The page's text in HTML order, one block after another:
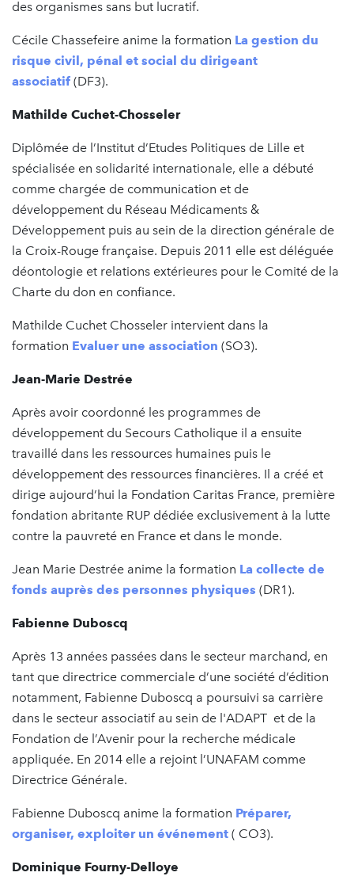
des organismes sans but lucratif.
Cécile Chassefeire anime la formation La gestion du
risque civil, pénal et social du dirigeant
associatif (DF3).
Mathilde Cuchet-Chosseler
Diplômée de l’Institut d’Etudes Politiques de Lille et
spécialisée en solidarité internationale, elle a débuté
comme chargée de communication et de
développement du Réseau Médicaments &
Développement puis au sein de la direction générale de
la Croix-Rouge française. Depuis 2011 elle est déléguée
déontologie et relations extérieures pour le Comité de la
Charte du don en confiance.
Mathilde Cuchet Chosseler intervient dans la
formation Evaluer une association (SO3).
Jean-Marie Destrée
Après avoir coordonné les programmes de
développement du Secours Catholique il a ensuite
travaillé dans les ressources humaines puis le
développement des ressources financières. Il a créé et
dirige aujourd’hui la Fondation Caritas France, première
fondation abritante RUP dédiée exclusivement à la lutte
contre la pauvreté en France et dans le monde.
Jean Marie Destrée anime la formation La collecte de
fonds auprès des personnes physiques (DR1).
Fabienne Duboscq
Après 13 années passées dans le secteur marchand, en
tant que directrice commerciale d’une société d’édition
notamment, Fabienne Duboscq a poursuivi sa carrière
dans le secteur associatif au sein de l'ADAPT et de la
Fondation de l’Avenir pour la recherche médicale
appliquée. En 2014 elle a rejoint l’UNAFAM comme
Directrice Générale.
Fabienne Duboscq anime la formation Préparer,
organiser, exploiter un événement ( CO3).
Dominique Fourny-Delloye